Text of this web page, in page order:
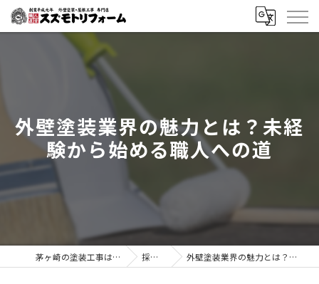
外壁塗装業界の魅力とは？未経
験から始める職人への道
茅ヶ崎の塗装工事はスズモトリフォーム 採用ブログ 外壁塗装業界の魅力とは？未経験から始める職人への道